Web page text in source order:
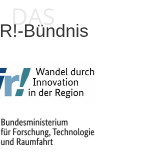
DAS
Bündnis